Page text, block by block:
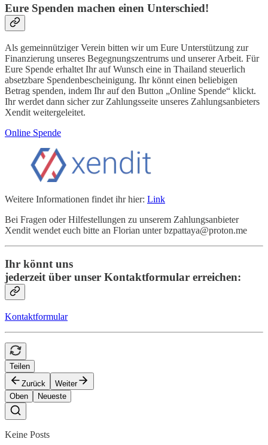
Eure Spenden machen einen Unterschied!
Als gemeinnütziger Verein bitten wir um Eure Unterstützung zur
Finanzierung unseres Begegnungszentrums und unserer Arbeit. Für
Eure Spende erhaltet Ihr auf Wunsch eine in Thailand steuerlich
absetzbare Spendenbescheinigung. Ihr könnt einen beliebigen
Betrag spenden, indem Ihr auf den Button „Online Spende“ klickt.
Ihr werdet dann sicher zur Zahlungsseite unseres Zahlungsanbieters
Xendit weitergeleitet.
Online Spende
Weitere Informationen findet ihr hier: Link
Bei Fragen oder Hilfestellungen zu unserem Zahlungsanbieter
Xendit wendet euch bitte an Florian unter bzpattaya@proton.me
Ihr könnt uns
jederzeit über unser Kontaktformular erreichen:
Kontaktformular
Teilen
Zurück
Weiter
Oben
Neueste
Keine Posts